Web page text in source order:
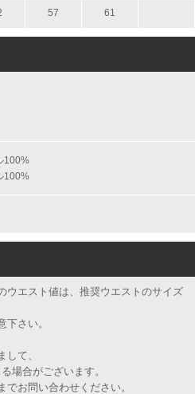
57 61
100%
100%
エスト値は、推奨ウエストのサイズ
下さい。
て、
場合がございます。
お問い合わせください。